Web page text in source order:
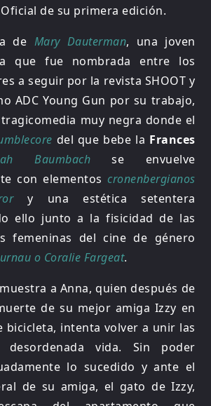
de su primera edición.
de Mary Dauterman, una joven
que fue nombrada entre los
a seguir por la revista SHOOT y
ADC Young Gun por su trabajo,
muy negra donde el
del que bebe la Frances
Baumbach se envuelve
con elementoscronenbergianos
y una estética setentera
ello junto a la fisicidad de las
femeninas del cine de género
o Coralie Fargeat.
a Anna, quien después de
de su mejor amiga Izzy en
bicicleta, intenta volver a unir las
vida. Sin poder
lo sucedido y ante el
de su amiga, el gato de Izzy,